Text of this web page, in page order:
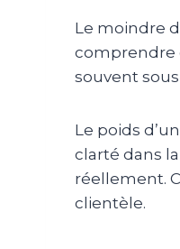
Le moindre
comprendre
souvent
Le poids
clarté dans
réellement.
clientèle.